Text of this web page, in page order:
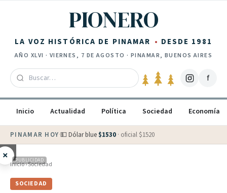
PIONERO
LA VOZ HISTÓRICA DE PINAMAR DESDE 1981
AÑO XLVI · VIERNES, 7 DE AGOSTO · PINAMAR, BUENOS AIRES
f
Inicio Actualidad Política Sociedad Economía
PINAMAR HOY·💵 Dólar blue $1530 · oficial $1520
× PUBLICIDAD
Inicio›Sociedad
SOCIEDAD